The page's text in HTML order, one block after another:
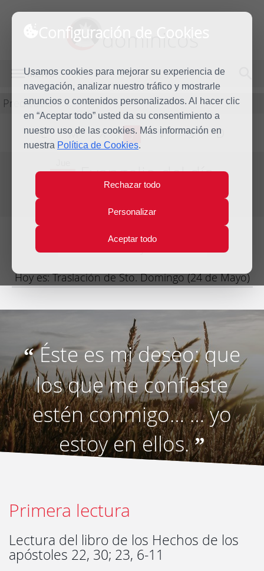
Configuración de Cookies
Usamos cookies para mejorar su experiencia de
navegación, analizar nuestro tráfico y mostrarle
anuncios o contenidos personalizados. Al hacer clic
en “Aceptar todo” usted da su consentimiento a
nuestro uso de las cookies. Más información en
nuestra Política de Cookies.
Rechazar todo
Personalizar
Aceptar todo
dominicos
MENÚ
Predicación
L M X J V S D
24 Evangelio del día
Lecturas del día y comentario
Hoy es: Traslación de Sto. Domingo (24 de Mayo)
“Éste es mi deseo: que
los que me confiaste
estén conmigo… … yo
estoy en ellos.”
Primera lectura
Lectura del libro de los Hechos de los
apóstoles 22, 30; 23, 6-11